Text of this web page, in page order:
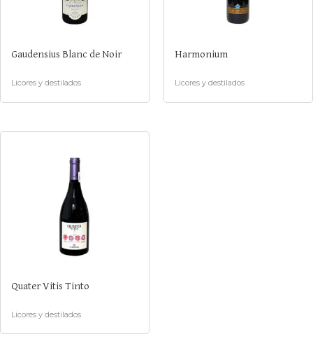
Gaudensius Blanc de Noir
Licores y destilados
Harmonium
Licores y destilados
Quater Vitis Tinto
Licores y destilados